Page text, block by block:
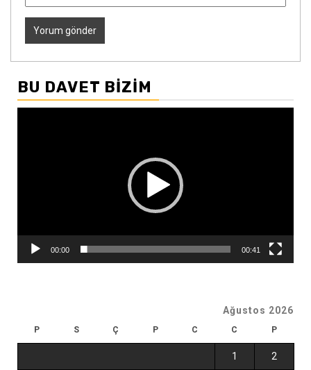
BU DAVET BIZIM
00:00 00:41
Ağustos 2026
P S Ç P C C P
1 2